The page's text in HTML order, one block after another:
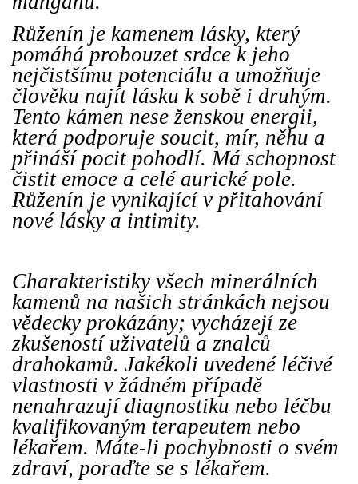
Růženín je kamenem lásky, který
pomáhá probouzet srdce k jeho
nejčistšímu potenciálu a umožňuje
člověku najít lásku k sobě i druhým.
Tento kámen nese ženskou energii,
která podporuje soucit, mír, něhu a
přináší pocit pohodlí. Má schopnost
čistit emoce a celé aurické pole.
Růženín je vynikající v přitahování
nové lásky a intimity.
Charakteristiky všech minerálních
kamenů na našich stránkách nejsou
vědecky prokázány; vycházejí ze
zkušeností uživatelů a znalců
drahokamů. Jakékoli uvedené léčivé
vlastnosti v žádném případě
nenahrazují diagnostiku nebo léčbu
kvalifikovaným terapeutem nebo
lékařem. Máte-li pochybnosti o svém
zdraví, poraďte se s lékařem.